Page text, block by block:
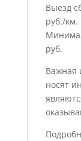
Выезд
руб./км.
руб.
Важная
носят